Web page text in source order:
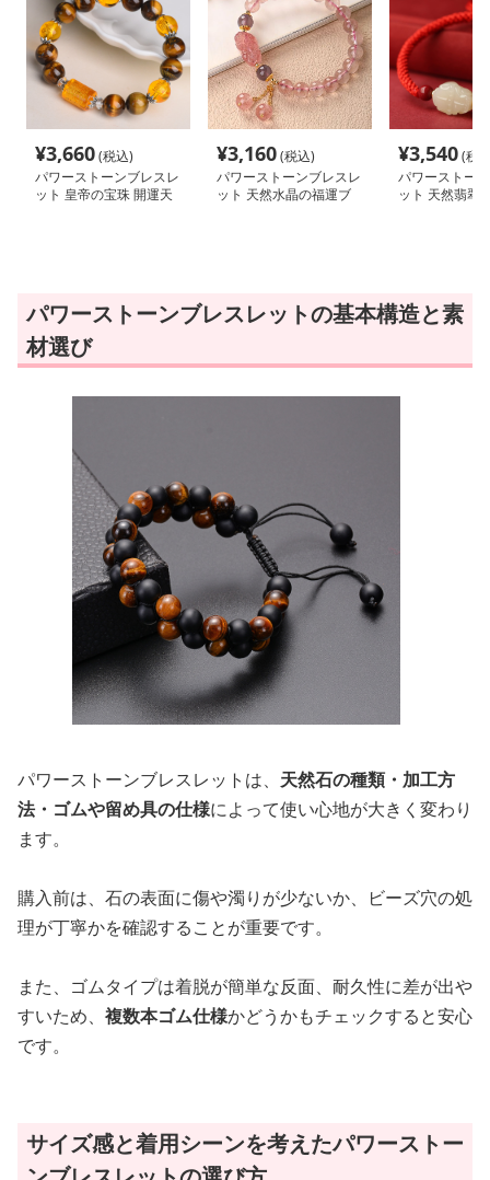
¥3,660(税込)
パワーストーンブレスレ
ット 皇帝の宝珠 開運天
¥3,160(税込)
パワーストーンブレスレ
ット 天然水晶の福運ブ
¥3,540(税
パワーストー
ット 天然翡翠
パワーストーンブレスレットの基本構造と素
材選び
パワーストーンブレスレットは、 天然石の種類・加工方
法・ゴムや留め具の仕様によって使い心地が大きく変わり
ます。
購入前は、石の表面に傷や濁りが少ないか、ビーズ穴の処
理が丁寧かを確認することが重要です。
また、ゴムタイプは着脱が簡単な反面、耐久性に差が出や
すいため、 複数本ゴム仕様かどうかもチェックすると安心
です。
サイズ感と着用シーンを考えたパワーストー